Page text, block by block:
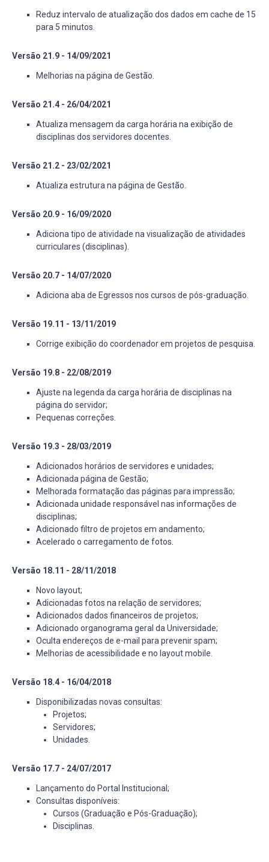
Reduz intervalo de atualização dos dados em cache de 15
para 5 minutos.
Versão 21.9 - 14/09/2021
Melhorias na página de Gestão.
Versão 21.4 - 26/04/2021
Atualiza mensagem da carga horária na exibição de
disciplinas dos servidores docentes.
Versão 21.2 - 23/02/2021
Atualiza estrutura na página de Gestão.
Versão 20.9 - 16/09/2020
Adiciona tipo de atividade na visualização de atividades
curriculares (disciplinas).
Versão 20.7 - 14/07/2020
Adiciona aba de Egressos nos cursos de pós-graduação.
Versão 19.11 - 13/11/2019
Corrige exibição do coordenador em projetos de pesquisa.
Versão 19.8 - 22/08/2019
Ajuste na legenda da carga horária de disciplinas na
página do servidor;
Pequenas correções.
Versão 19.3 - 28/03/2019
Adicionados horários de servidores e unidades;
Adicionada página de Gestão;
Melhorada formatação das páginas para impressão;
Adicionada unidade responsável nas informações de
disciplinas;
Adicionado filtro de projetos em andamento;
Acelerado o carregamento de fotos.
Versão 18.11 - 28/11/2018
Novo layout;
Adicionadas fotos na relação de servidores;
Adicionados dados financeiros de projetos;
Adicionado organograma geral da Universidade;
Oculta endereços de e-mail para prevenir spam;
Melhorias de acessibilidade e no layout mobile.
Versão 18.4 - 16/04/2018
Disponibilizadas novas consultas:
Projetos;
Servidores;
Unidades.
Versão 17.7 - 24/07/2017
Lançamento do Portal Institucional;
Consultas disponíveis:
Cursos (Graduação e Pós-Graduação);
Disciplinas.